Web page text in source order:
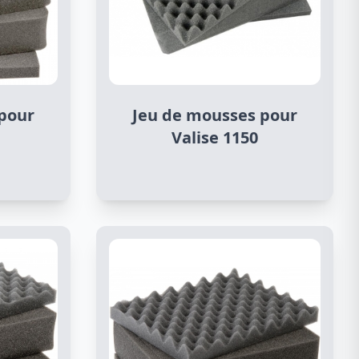
Jeu de mousses pour
Valise 1150